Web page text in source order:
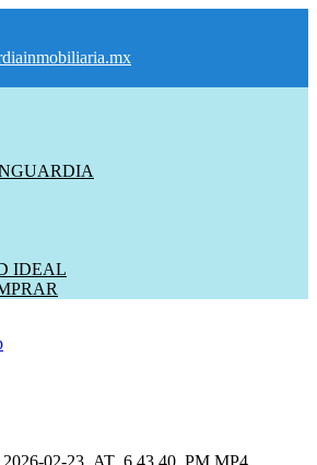
IDEAL
02-23_AT_6.43.40_PM.MP4